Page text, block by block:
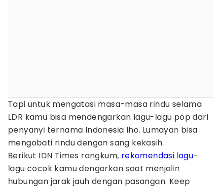
Tapi untuk mengatasi masa-masa rindu selama
LDR kamu bisa mendengarkan lagu-lagu pop dari
penyanyi ternama Indonesia lho. Lumayan bisa
mengobati rindu dengan sang kekasih.
Berikut IDN Times rangkum, rekomendasi lagu-
lagu cocok kamu dengarkan saat menjalin
hubungan jarak jauh dengan pasangan. Keep